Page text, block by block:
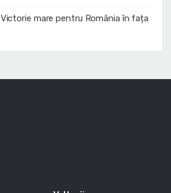
Victorie mare pentru România în fața